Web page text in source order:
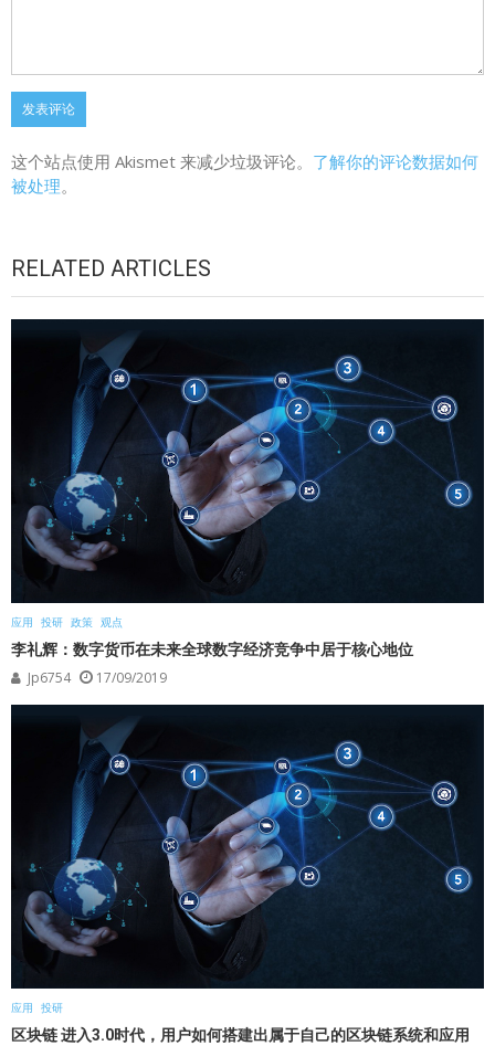
这个站点使用 Akismet 来减少垃圾评论。 了解你的评论数据如何
被处理。
RELATED ARTICLES
应用 投研 政策 观点
李礼辉：数字货币在未来全球数字经济竞争中居于核心地位
Jp6754 17/09/2019
应用 投研
区块链 进入3.0时代，用户如何搭建出属于自己的区块链系统和应用